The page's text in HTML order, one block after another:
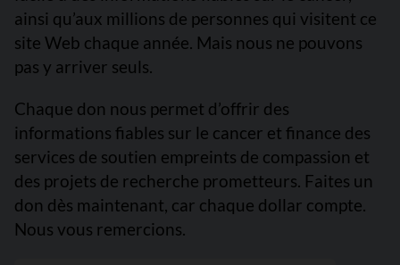
ainsi qu’aux millions de personnes qui visitent ce
site Web chaque année. Mais nous ne pouvons
pas y arriver seuls.
Chaque don nous permet d’offrir des
informations fiables sur le cancer et finance des
services de soutien empreints de compassion et
des projets de recherche prometteurs. Faites un
don dès maintenant, car chaque dollar compte.
Nous vous remercions.